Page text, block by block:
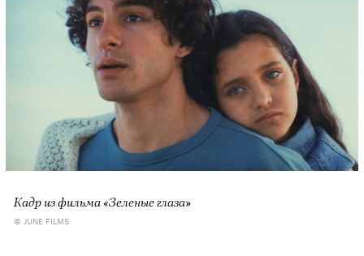
Кадр из фильма «Зеленые глаза»
© JUNE FILMS